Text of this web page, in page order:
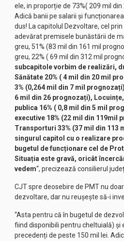
ele, in proporție de 73%( 209 mil
Adică banii pe salarii și
dus! La capitolul Dezvoltare, cel
adevărat premisele bunăstării de
greu, 51% (83 mil din 161 mil
greu, 22% ( 69 mil din 312 mil
subcapitole vorbim de realizări,
Sănătate 20% ( 4 mil din 20 mil
3% (0,264 mil din 7 mil
6 mil din 26 prognozați),
publica 16% ( 0,8 mil din 5 mil
executive 18% (22 mil din 119mil
Transporturi 33% (37 mil din 113
singurul capitol cu o realizare
bugetul de funcționare cel de
Situația este gravă, oricât
vedem“, precizează consilierul
CJT spre deosebire de PMT nu
dezvoltare, dar nu reușește să-i
“Asta pentru că în bugetul de
fiind disponibili pentru cheltuială) și
precedenți de peste 150 mil lei.